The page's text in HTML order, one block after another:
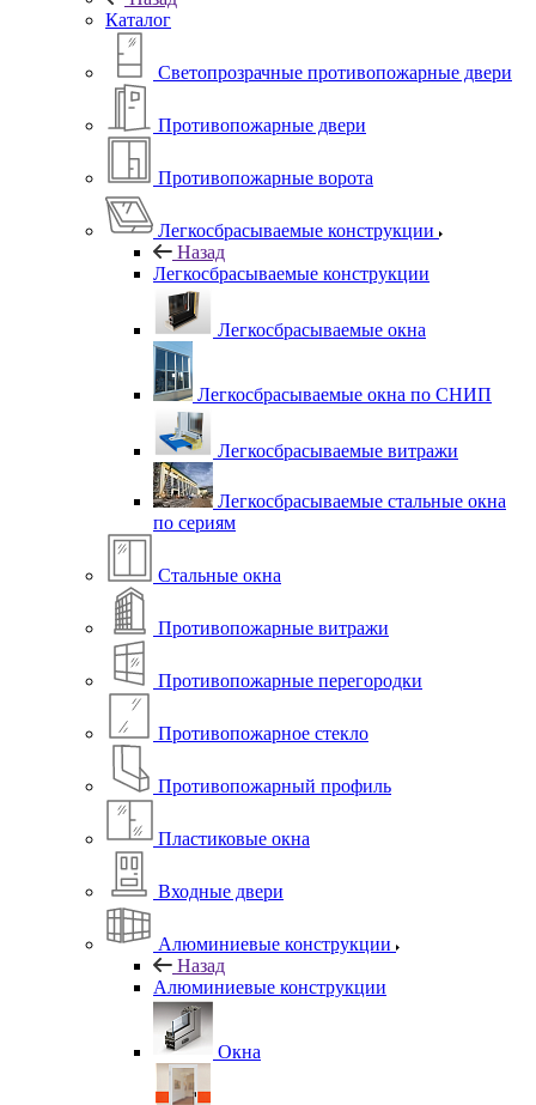
Каталог
Светопрозрачные противопожарные двери
Противопожарные двери
Противопожарные ворота
Легкосбрасываемые конструкции
Назад
Легкосбрасываемые конструкции
Легкосбрасываемые окна
Легкосбрасываемые окна по СНИП
Легкосбрасываемые витражи
Легкосбрасываемые стальные окна
по сериям
Стальные окна
Противопожарные витражи
Противопожарные перегородки
Противопожарное стекло
Противопожарный профиль
Пластиковые окна
Входные двери
Алюминиевые конструкции
Назад
Алюминиевые конструкции
Окна